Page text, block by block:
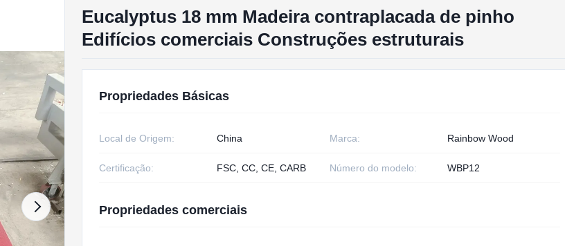
Eucalyptus 18 mm Madeira contraplacada de pinho
Edifícios comerciais Construções estruturais
Propriedades Básicas
Local de Origem: China Marca: Rainbow Wood
Certificação: FSC, CC, CE, CARB Número do modelo: WBP12
Propriedades comerciais